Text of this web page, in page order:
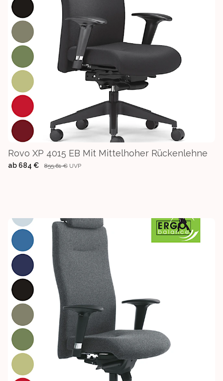
Rovo XP 4015 EB Mit Mittelhoher Rückenlehne
ab 684 € 855,61 € UVP